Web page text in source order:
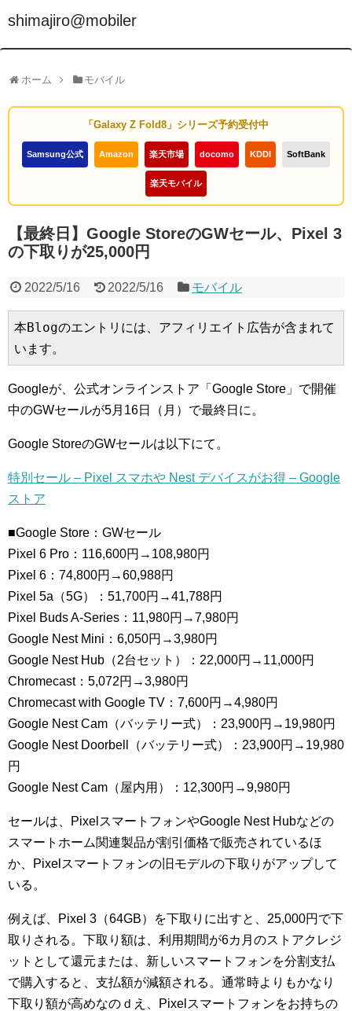
shimajiro@mobiler
ホーム モバイル
「Galaxy Z Fold8」シリーズ予約受付中
Samsung公式 Amazon 楽天市場 docomo KDDI SoftBank
楽天モバイル
【最終日】Google StoreのGWセール、Pixel 3
の下取りが25,000円
2022/5/16 2022/5/16 モバイル
本Blogのエントリには、アフィリエイト広告が含まれて
います。
Googleが、公式オンラインストア「Google Store」で開催
中のGWセールが5月16日（月）で最終日に。
Google StoreのGWセールは以下にて。
特別セール – Pixel スマホや Nest デバイスがお得 – Google
ストア
■Google Store：GWセール
Pixel 6 Pro：116,600円→108,980円
Pixel 6：74,800円→60,988円
Pixel 5a（5G）：51,700円→41,788円
Pixel Buds A-Series：11,980円→7,980円
Google Nest Mini：6,050円→3,980円
Google Nest Hub（2台セット）：22,000円→11,000円
Chromecast：5,072円→3,980円
Chromecast with Google TV：7,600円→4,980円
Google Nest Cam（バッテリー式）：23,900円→19,980円
Google Nest Doorbell（バッテリー式）：23,900円→19,980
円
Google Nest Cam（屋内用）：12,300円→9,980円
セールは、PixelスマートフォンやGoogle Nest Hubなどの
スマートホーム関連製品が割引価格で販売されているほ
か、Pixelスマートフォンの旧モデルの下取りがアップして
いる。
例えば、Pixel 3（64GB）を下取りに出すと、25,000円で下
取りされる。下取り額は、利用期間が6カ月のストアクレジ
ットとして還元または、新しいスマートフォンを分割支払
で購入すると、支払額が減額される。通常時よりもかなり
下取り額が高めなのｄえ、Pixelスマートフォンをお持ちの